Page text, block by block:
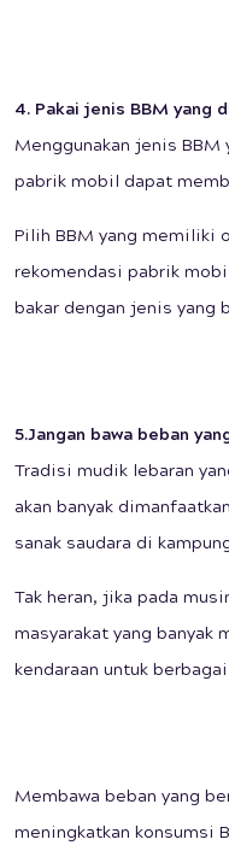
4. Pakai jenis BBM yang
Menggunakan jenis BBM
pabrik mobil dapat
Pilih BBM yang memiliki
rekomendasi pabrik
bakar dengan jenis yang
5.Jangan bawa beban
Tradisi mudik lebaran
akan banyak
sanak saudara di
Tak heran, jika pada
masyarakat yang banyak
kendaraan untuk
Membawa beban yang
meningkatkan konsumsi